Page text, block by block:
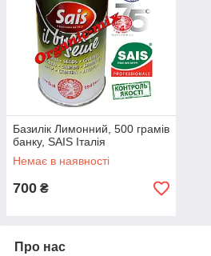
Базилік Лимонний, 500 грамів
банку, SAIS Італія
Немає в наявності
700 ₴
Про нас